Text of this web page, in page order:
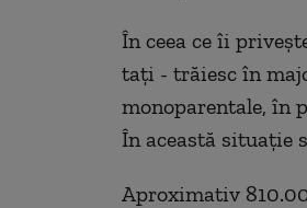
În ceea ce îi
taţi - trăiesc în
monoparentale, în
În această situaţie
Aproximativ